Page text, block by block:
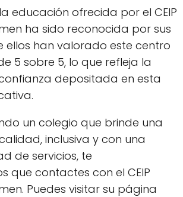
educación ofrecida por el CEIP
ha sido reconocida por sus
ellos han valorado este centro
5 sobre 5, lo que refleja la
depositada en esta
un colegio que brinde una
inclusiva y con una
de servicios, te
que contactes con el CEIP
Puedes visitar su página